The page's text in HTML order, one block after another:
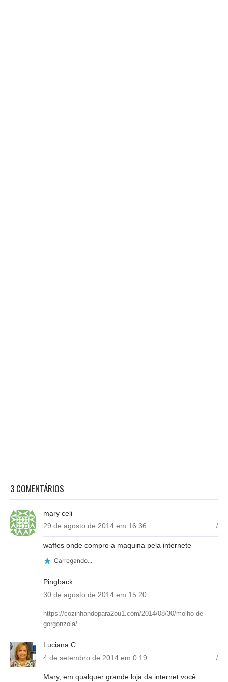
3 COMENTÁRIOS
mary celi
29 de agosto de 2014 em 16:36
/
waffes onde compro a maquina pela internete
Carregando...
Pingback
30 de agosto de 2014 em 15:20
https://cozinhandopara2ou1.com/2014/08/30/molho-de-
gorgonzola/
Luciana C.
4 de setembro de 2014 em 0:19
/
Mary, em qualquer grande loja da internet você